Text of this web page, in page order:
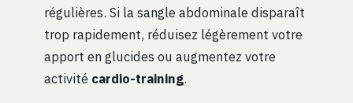
régulières. Si la sangle abdominale disparaît
trop rapidement, réduisez légèrement votre
apport en glucides ou augmentez votre
activité cardio-training.